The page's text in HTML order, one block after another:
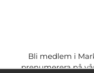
Bli medlem i
prenumerera på